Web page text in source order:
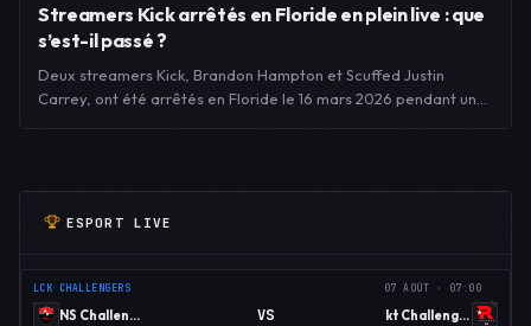
Streamers Kick arrêtés en Floride en plein live : que
s’est-il passé ?
Deux streamers Kick, Brandon Hampton et Scuffed Justin
Carrey, ont été arrêtés en Floride le 16 mars 2026 pendant un…
ESPORT LIVE
LCK CHALLENGERS 07 AOÛT · 07:00
NS Challengers VS kt Challengers